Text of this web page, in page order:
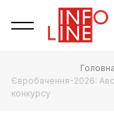
Головна
Євробачення-2026:
конкурсу